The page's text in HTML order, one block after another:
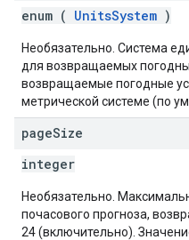
enum ( UnitsSystem )
Необязательно. Система
для возвращаемых
возвращаемые погодные
метрической системе (по
pageSize
integer
Необязательно.
почасового прогноза,
24 (включительно).